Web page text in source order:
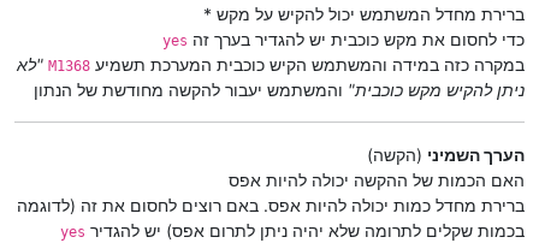
ברירת מחדל המשתמש יכול להקיש על מקש *
כדי לחסום את מקש כוכבית יש להגדיר בערך זה yes
במקרה כזה במידה והמשתמש הקיש כוכבית המערכת תשמיע M1368 "לא
ניתן להקיש מקש כוכבית" והמשתמש יעבור להקשה מחודשת של הנתון
הערך השמיני (הקשה)
האם הכמות של ההקשה יכולה להיות אפס
ברירת מחדל כמות יכולה להיות אפס. באם רוצים לחסום את זה (לדוגמה
בכמות שקלים לתרומה שלא יהיה ניתן לתרום אפס) יש להגדיר yes